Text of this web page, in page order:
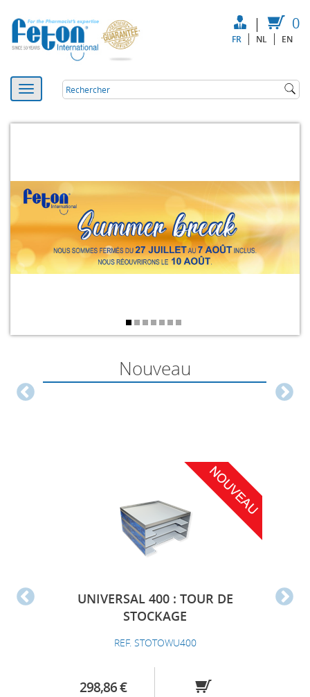
| 0
FR NL EN
Nouveau
UNIVERSAL 400 : TOUR DE
STOCKAGE
REF. STOTOWU400
298,86 €